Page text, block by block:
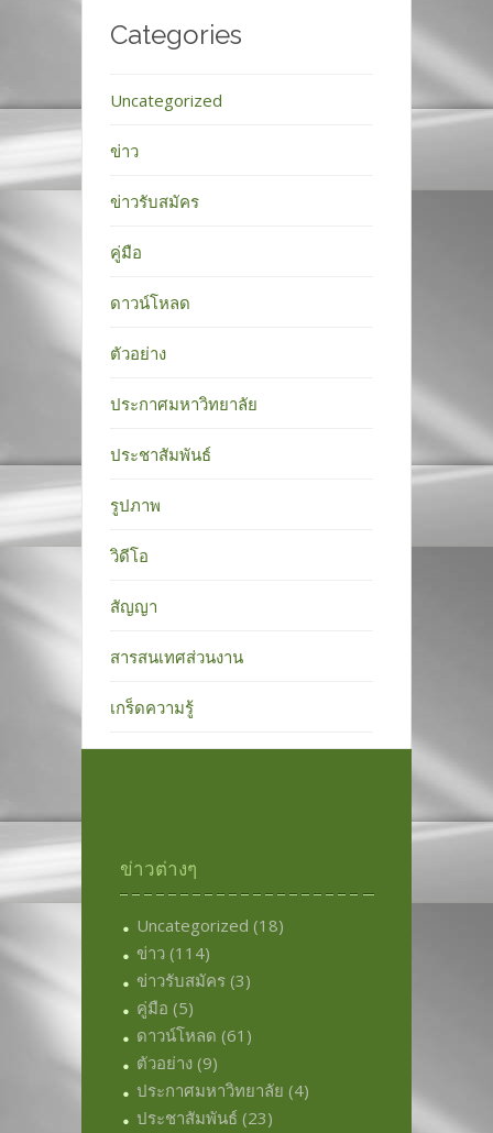
Categories
Uncategorized
ข่าว
ข่าวรับสมัคร
คู่มือ
ดาวน์โหลด
ตัวอย่าง
ประกาศมหาวิทยาลัย
ประชาสัมพันธ์
รูปภาพ
วิดีโอ
สัญญา
สารสนเทศส่วนงาน
เกร็ดความรู้
ข่าวต่างๆ
Uncategorized (18)
ข่าว (114)
ข่าวรับสมัคร (3)
คู่มือ (5)
ดาวน์โหลด (61)
ตัวอย่าง (9)
ประกาศมหาวิทยาลัย (4)
ประชาสัมพันธ์ (23)